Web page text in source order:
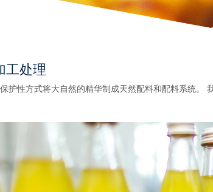
工处理
护性方式将大自然的精华制成天然配料和配料系统。